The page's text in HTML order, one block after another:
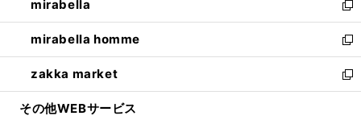
く
で
開
く
ド
ウ
で
開
く
ィ
ン
ド
ウ
で
開
い
ウ
ィ
ン
ド
ウ
mirabella
新
し
い
ウ
ィ
ン
mirabella homme
新
し
い
ウ
zakka market
新
し
その他WEBサービス